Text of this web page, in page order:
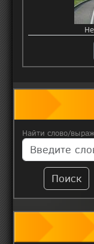
Найти слово/
Поиск